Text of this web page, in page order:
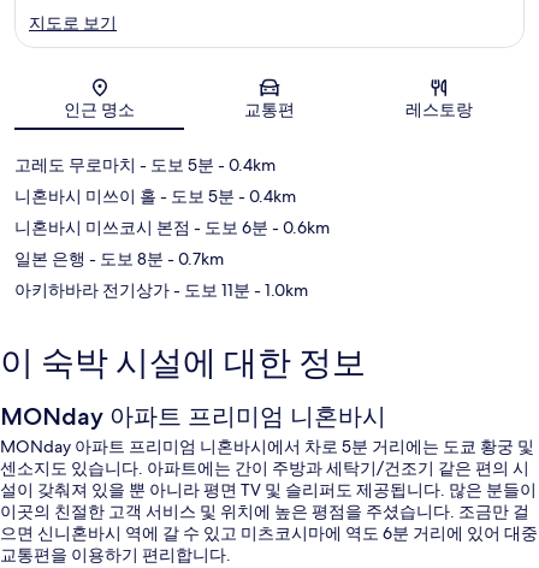
지도
지도로 보기
인근 명소 교통편 레스토랑
고레도 무로마치 - 도보 5분 - 0.4km
니혼바시 미쓰이 홀 - 도보 5분 - 0.4km
니혼바시 미쓰코시 본점 - 도보 6분 - 0.6km
일본 은행 - 도보 8분 - 0.7km
아키하바라 전기상가- 도보 11분 - 1.0km
이 숙박 시설에 대한 정보
MONday 아파트 프리미엄 니혼바시
MONday 아파트 프리미엄 니혼바시에서 차로 5분 거리에는 도쿄 황궁 및
센소지도 있습니다. 아파트에는 간이 주방과 세탁기/건조기 같은 편의 시
설이 갖춰져 있을 뿐 아니라 평면 TV 및 슬리퍼도 제공됩니다. 많은 분들이
이곳의 친절한 고객 서비스 및 위치에 높은 평점을 주셨습니다. 조금만 걸
으면 신니혼바시 역에 갈 수 있고 미츠코시마에 역도 6분 거리에 있어 대중
교통편을 이용하기 편리합니다.